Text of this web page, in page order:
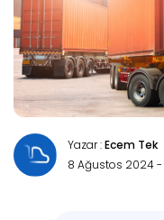
Yazar :Ecem Tek
8 Ağustos 2024 -